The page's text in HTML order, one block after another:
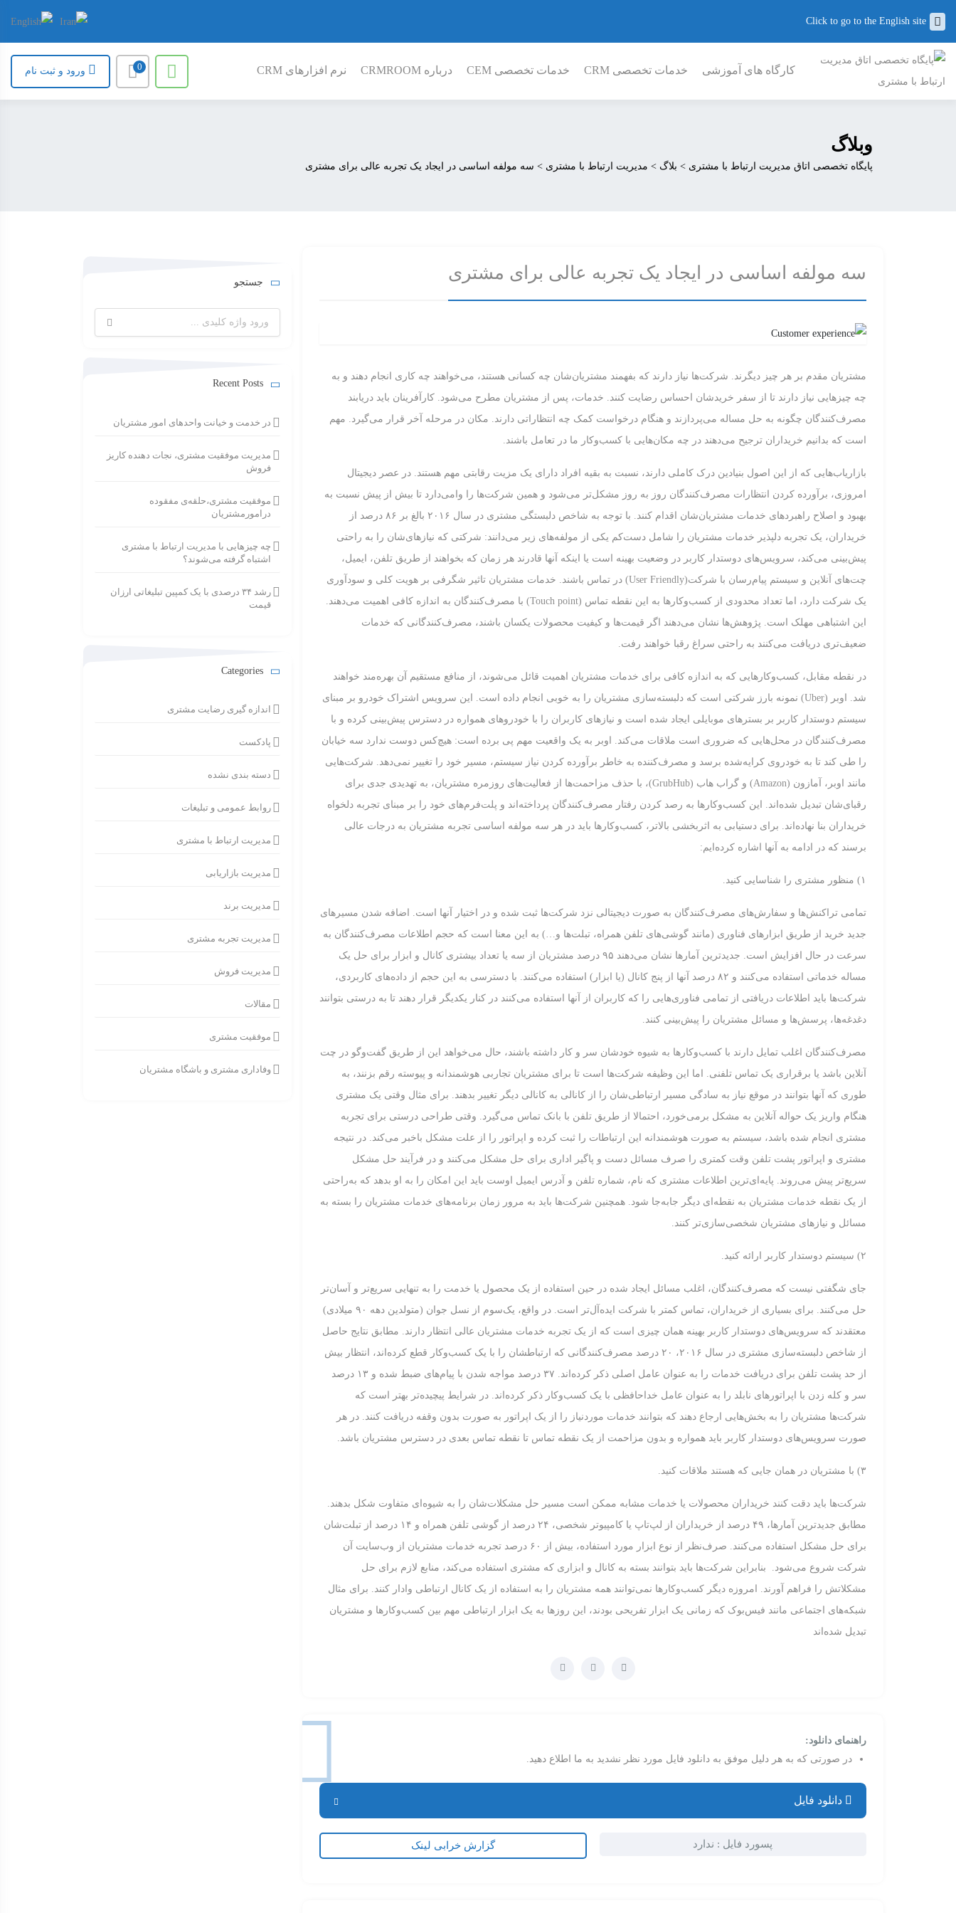
Click to go to the English site
کارگاه های آموزشی خدمات تخصصی CRM خدمات تخصصی CEM درباره CRMROOM نرم افزارهای CRM 0 ورود و ثبت نام
وبلاگ
پایگاه تخصصی اتاق مدیریت ارتباط با مشتری > بلاگ > مدیریت ارتباط با مشتری > سه مولفه اساسی در ایجاد یک تجربه عالی برای مشتری
سه مولفه اساسی در ایجاد یک تجربه عالی برای مشتری
مشتریان مقدم بر هر چیز دیگرند. شرکت‌ها نیاز دارند که بفهمند مشتریان‌شان چه کسانی هستند، می‌خواهند چه کاری انجام دهند و به
چه چیزهایی نیاز دارند تا از سفر خریدشان احساس رضایت کنند. خدمات، پس از مشتریان مطرح می‌شود. کارآفرینان باید دریابند
مصرف‌کنندگان چگونه به حل مساله می‌پردازند و هنگام درخواست کمک چه انتظاراتی دارند. مکان در مرحله آخر قرار می‌گیرد. مهم
است که بدانیم خریداران ترجیح می‌دهند در چه مکان‌هایی با کسب‌وکار ما در تعامل باشند.
بازاریاب‌هایی که از این اصول بنیادین درک کاملی دارند، نسبت به بقیه افراد دارای یک مزیت رقابتی مهم هستند. در عصر دیجیتال
امروزی، برآورده کردن انتظارات مصرف‌کنندگان روز به روز مشکل‌تر می‌شود و همین شرکت‌ها را وامی‌دارد تا بیش از پیش نسبت به
بهبود و اصلاح راهبردهای خدمات مشتریان‌شان اقدام کنند. با توجه به شاخص دلبستگی مشتری در سال ۲۰۱۶ بالغ بر ۸۶ درصد از
خریداران، یک تجربه دلپذیر خدمات مشتریان را شامل دست‌کم یکی از مولفه‌های زیر می‌دانند: شرکتی که نیازهای‌شان را به راحتی
پیش‌بینی می‌کند، سرویس‌های دوستدار کاربر در وضعیت بهینه است یا اینکه آنها قادرند هر زمان که بخواهند از طریق تلفن، ایمیل،
چت‌های آنلاین و سیستم پیام‌رسان با شرکت(User Friendly) در تماس باشند. خدمات مشتریان تاثیر شگرفی بر هویت کلی و سودآوری
یک شرکت دارد، اما تعداد محدودی از کسب‌وکارها به این نقطه تماس (Touch point) با مصرف‌کنندگان به اندازه کافی اهمیت می‌دهند.
این اشتباهی مهلک است. پژوهش‌ها نشان می‌دهند اگر قیمت‌ها و کیفیت محصولات یکسان باشند، مصرف‌کنندگانی که خدمات
ضعیف‌تری دریافت می‌کنند به راحتی سراغ رقبا خواهند رفت.
در نقطه مقابل، کسب‌وکارهایی که به اندازه کافی برای خدمات مشتریان اهمیت قائل می‌شوند، از منافع مستقیم آن بهره‌مند خواهند
شد. اوبر (Uber) نمونه بارز شرکتی است که دلبسته‌سازی مشتریان را به خوبی انجام داده است. این سرویس اشتراک خودرو بر مبنای
سیستم دوستدار کاربر بر بسترهای موبایلی ایجاد شده است و نیازهای کاربران را با خودروهای همواره در دسترس پیش‌بینی کرده و با
مصرف‌کنندگان در محل‌هایی که ضروری است ملاقات می‌کند. اوبر به یک واقعیت مهم پی برده است: هیچ‌کس دوست ندارد سه خیابان
را طی کند تا به خودروی کرایه‌شده برسد و مصرف‌کننده به خاطر برآورده کردن نیاز سیستم، مسیر خود را تغییر نمی‌دهد. شرکت‌هایی
مانند اوبر، آمازون (Amazon) و گراب‌ هاب (GrubHub)، با حذف مزاحمت‌ها از فعالیت‌های روزمره مشتریان، به تهدیدی جدی برای
رقبای‌شان تبدیل شده‌اند. این کسب‌وکارها به رصد کردن رفتار مصرف‌کنندگان پرداخته‌اند و پلت‌فرم‌های خود را بر مبنای تجربه دلخواه
خریداران بنا نهاده‌اند. برای دستیابی به اثربخشی بالاتر، کسب‌وکارها باید در هر سه مولفه اساسی تجربه مشتریان به درجات عالی
برسند که در ادامه به آنها اشاره کرده‌ایم:
۱) منظور مشتری را شناسایی کنید.
تمامی تراکنش‌ها و سفارش‌های مصرف‌کنندگان به صورت دیجیتالی نزد شرکت‌ها ثبت شده و در اختیار آنها است. اضافه شدن مسیرهای
جدید خرید از طریق ابزارهای فناوری (مانند گوشی‌های تلفن همراه، تبلت‌ها و…) به این معنا است که حجم اطلاعات مصرف‌کنندگان به
سرعت در حال افزایش است. جدیدترین آمارها نشان می‌دهند ۹۵ درصد مشتریان از سه یا تعداد بیشتری کانال و ابزار برای حل یک
مساله خدماتی استفاده می‌کنند و ۸۲ درصد آنها از پنج کانال (یا ابزار) استفاده می‌کنند. با دسترسی به این حجم از داده‌های کاربردی،
شرکت‌ها باید اطلاعات دریافتی از تمامی فناوری‌هایی را که کاربران از آنها استفاده می‌کنند در کنار یکدیگر قرار دهند تا به درستی بتوانند
دغدغه‌ها، پرسش‌ها و مسائل مشتریان را پیش‌بینی کنند.
مصرف‌کنندگان اغلب تمایل دارند با کسب‌وکارها به شیوه خودشان سر و کار داشته باشند، حال می‌خواهد این از طریق گفت‌وگو در چت
آنلاین باشد یا برقراری یک تماس تلفنی. اما این وظیفه شرکت‌ها است تا برای مشتریان تجاربی هوشمندانه و پیوسته رقم بزنند، به
طوری که آنها بتوانند در موقع نیاز به سادگی مسیر ارتباطی‌شان را از کانالی به کانالی دیگر تغییر بدهند. برای مثال وقتی یک مشتری
هنگام واریز یک حواله آنلاین به مشکل برمی‌خورد، احتمالا از طریق تلفن با بانک تماس می‌گیرد. وقتی طراحی درستی برای تجربه
مشتری انجام شده باشد، سیستم به صورت هوشمندانه این ارتباطات را ثبت کرده و اپراتور را از علت مشکل باخبر می‌کند. در نتیجه
مشتری و اپراتور پشت تلفن وقت کمتری را صرف مسائل دست و پاگیر اداری برای حل مشکل می‌کنند و در فرآیند حل مشکل
سریع‌تر پیش می‌روند. پایه‌ای‌ترین اطلاعات مشتری که نام، شماره تلفن و آدرس ایمیل اوست باید این امکان را به او بدهد که به‌راحتی
از یک نقطه خدمات مشتریان به نقطه‌ای دیگر جابه‌جا شود. همچنین شرکت‌ها باید به مرور زمان برنامه‌های خدمات مشتریان را بسته به
مسائل و نیازهای مشتریان شخصی‌سازی‌تر کنند.
۲) سیستم دوستدار کاربر ارائه کنید.
جای شگفتی نیست که مصرف‌کنندگان، اغلب مسائل ایجاد شده در حین استفاده از یک محصول یا خدمت را به تنهایی سریع‌تر و آسان‌تر
حل می‌کنند. برای بسیاری از خریداران، تماس کمتر با شرکت ایده‌آل‌تر است. در واقع، یک‌سوم از نسل جوان (متولدین دهه ۹۰ میلادی)
معتقدند که سرویس‌های دوستدار کاربر بهینه همان چیزی است که از یک تجربه خدمات مشتریان عالی انتظار دارند. مطابق نتایج حاصل
از شاخص دلبسته‌سازی مشتری در سال ۲۰۱۶، ۲۰ درصد مصرف‌کنندگانی که ارتباطشان را با یک کسب‌وکار قطع کرده‌اند، انتظار بیش
از حد پشت تلفن برای دریافت خدمات را به عنوان عامل اصلی ذکر کرده‌اند. ۳۷ درصد مواجه شدن با پیام‌های ضبط شده و ۱۳ درصد
سر و کله زدن با اپراتورهای نابلد را به عنوان عامل خداحافظی با یک کسب‌وکار ذکر کرده‌اند. در شرایط پیچیده‌تر بهتر است که
شرکت‌ها مشتریان را به بخش‌هایی ارجاع دهند که بتوانند خدمات مورد‌نیاز را از یک اپراتور به صورت بدون وقفه دریافت کنند. در هر
صورت سرویس‌های دوستدار کاربر باید همواره و بدون مزاحمت از یک نقطه تماس تا نقطه تماس بعدی در دسترس مشتریان باشد.
۳) با مشتریان در همان‌ جایی که هستند ملاقات کنید.
شرکت‌ها باید دقت کنند خریداران محصولات یا خدمات مشابه ممکن است مسیر حل مشکلات‌شان را به شیوه‌ای متفاوت شکل بدهند.
مطابق جدیدترین آمارها، ۴۹ درصد از خریداران از لپ‌تاپ یا کامپیوتر شخصی، ۲۴ درصد از گوشی تلفن همراه و ۱۴ درصد از تبلت‌شان
برای حل مشکل استفاده می‌کنند. صرف‌نظر از نوع ابزار مورد استفاده، بیش از ۶۰ درصد تجربه خدمات مشتریان از وب‌سایت آن
شرکت شروع می‌شود. بنابراین شرکت‌ها باید بتوانند بسته به کانال و ابزاری که مشتری استفاده می‌کند، منابع لازم برای حل
مشکلاتش را فراهم آورند. امروزه دیگر کسب‌وکارها نمی‌توانند همه مشتریان را به استفاده از یک کانال ارتباطی وادار کنند. برای مثال
شبکه‌های اجتماعی مانند فیس‌بوک که زمانی یک ابزار تفریحی بودند، این روزها به یک ابزار ارتباطی مهم بین کسب‌وکارها و مشتریان
تبدیل شده‌اند
راهنمای دانلود:
در صورتی که به هر دلیل موفق به دانلود فایل مورد نظر نشدید به ما اطلاع دهید.
دانلود فایل
گزارش خرابی لینک پسورد فایل : ندارد
جستجو
برای:
Recent Posts
در خدمت و خیانت واحدهای امور مشتریان
مدیریت موفقیت مشتری، نجات دهنده کاریز
فروش
موفقیت مشتری،حلقه‌ی مفقوده
درامورمشتریان
چه چیزهایی با مدیریت ارتباط با مشتری
اشتباه گرفته می‌شوند؟
رشد ۳۴ درصدی با یک کمپین تبلیغاتی ارزان
قیمت
Categories
اندازه گیری رضایت مشتری
پادکست
دسته بندی نشده
روابط عمومی و تبلیغات
مدیریت ارتباط با مشتری
مدیریت بازاریابی
مدیریت برند
مدیریت تجربه مشتری
مدیریت فروش
مقالات
موفقیت مشتری
وفاداری مشتری و باشگاه مشتریان